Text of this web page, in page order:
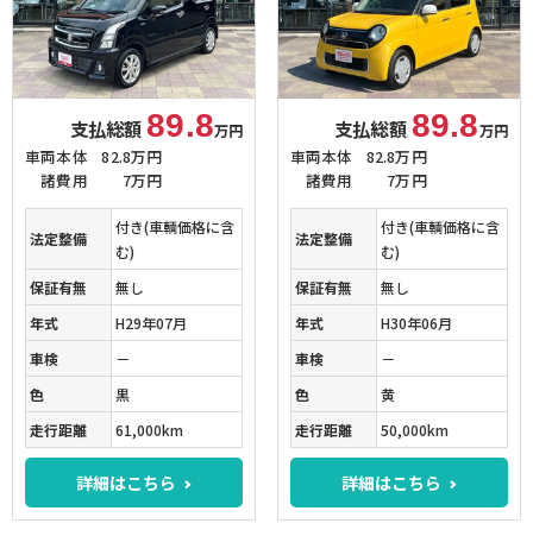
支払総額 89.8万円
車両本体
82.8万円
諸費用
7万円
法定整備
付き(車輌価格に含
む)
保証有無
無し
年式
H29年07月
車検
－
色
黒
走行距離
61,000km
詳細はこちら
支払総額 89.8万円
車両本体
82.8万円
諸費用
7万円
法定整備
付き(車輌価格に含
む)
保証有無
無し
年式
H30年06月
車検
－
色
黄
走行距離
50,000km
詳細はこちら